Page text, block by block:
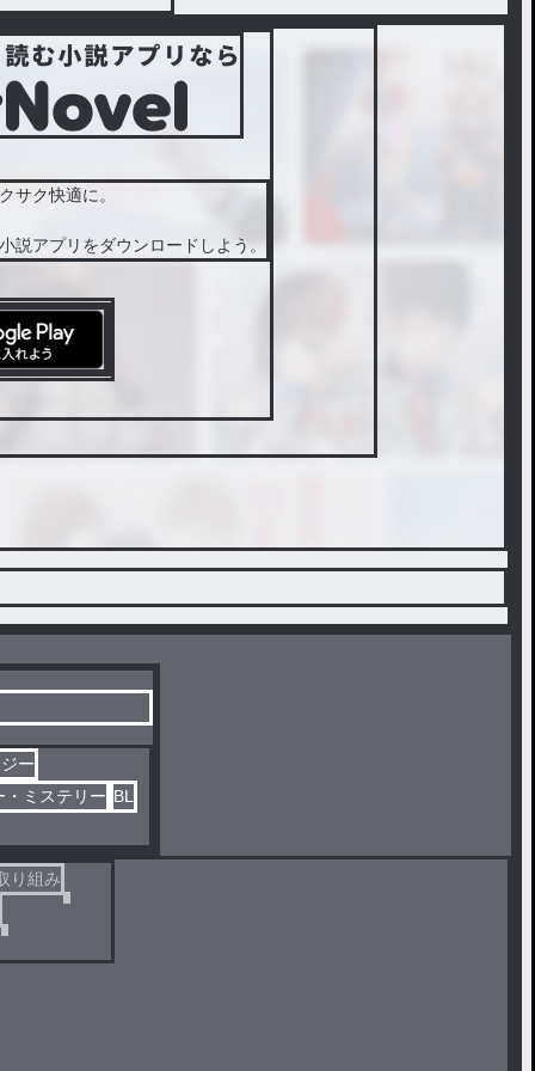
サク快適に。
説アプリをダウンロードしよう。
ー
・ミステリー BL
り組み